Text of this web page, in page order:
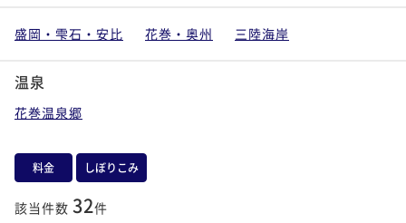
盛岡・雫石・安比 花巻・奥州 三陸海岸
温泉
花巻温泉郷
料金 しぼりこみ
該当件数 32件